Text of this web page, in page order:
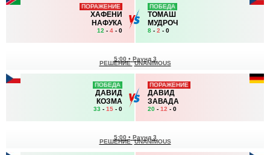
ПОРАЖЕНИЕ
ХАФЕНИ
НАФУКА
12 - 4 - 0
ПОБЕДА
ТОМАШ
МУДРОЧ
8 - 2 - 0
ПОБЕДА
ДАВИД
КОЗМА
33 - 15 - 0
5:00 • Раунд 3
РЕШЕНИЕ UNANIMOUS
ПОРАЖЕНИЕ
ДАВИД
ЗАВАДА
20 - 12 - 0
5:00 • Раунд 3
РЕШЕНИЕ UNANIMOUS